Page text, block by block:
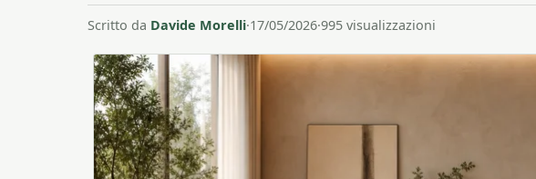
Scritto da Davide Morelli·17/05/2026·995 visualizzazioni